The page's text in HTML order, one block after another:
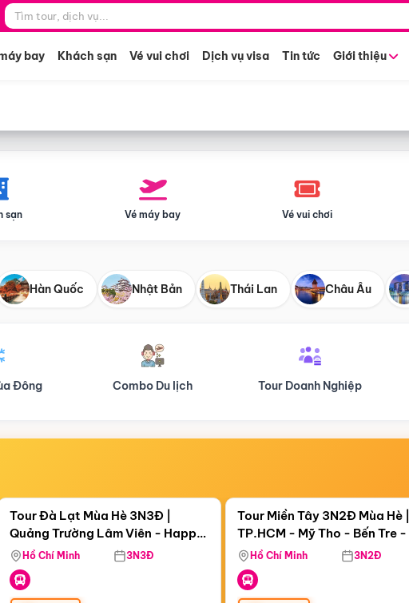
bay Khách sạn Vé vui chơi Dịch vụ visa Tin tức Giới thiệu
sạn Vé máy bay Vé vui chơi
Hàn Quốc Nhật Bản Thái Lan Châu Âu
lịch Tour Doanh Nghiệp Du lịch Hành Hương
Còn06 ngày 16:46:29
Tour Đà Lạt Mùa Hè 3N3Đ |
Quảng Trường Lâm Viên - Happy
Hill - Puppy Farm
Hồ Chí Minh 3N3Đ
Còn07 ngày 16:46:29
Tour Miền Tây 3N2Đ Mùa Hè |
TP.HCM - Mỹ Tho - Bến Tre -
Thơ - Sóc Trăng - Bạc Liêu -
Mau
Hồ Chí Minh 3N2Đ